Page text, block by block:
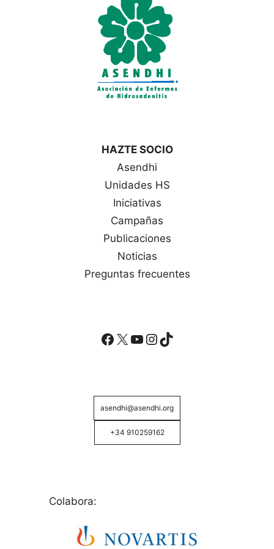
HAZTE SOCIO
Asendhi
Unidades HS
Iniciativas
Campañas
Publicaciones
Noticias
Preguntas frecuentes
Facebook
X YouTube
Instagram
TikTok
asendhi@asendhi.org
+34 910259162
Colabora: